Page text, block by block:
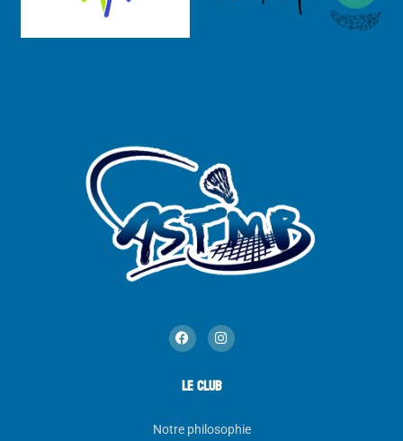
LE CLUB
Notre philosophie